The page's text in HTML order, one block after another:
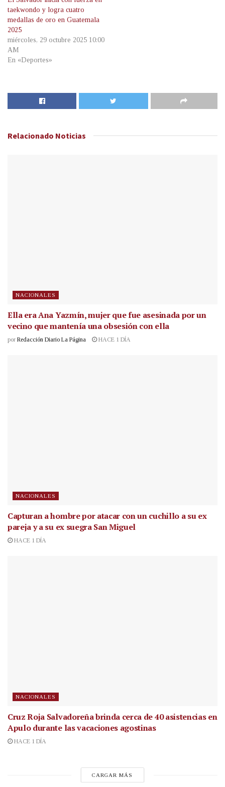
taekwondo y logra cuatro
medallas de oro en Guatemala
2025
miércoles, 29 octubre 2025 10:00
AM
En «Deportes»
Relacionado Noticias
NACIONALES
Ella era Ana Yazmín, mujer que fue asesinada por un
vecino que mantenía una obsesión con ella
por Redacción Diario La Página HACE 1 DÍA
NACIONALES
Capturan a hombre por atacar con un cuchillo a su ex
pareja y a su ex suegra San Miguel
HACE 1 DÍA
NACIONALES
Cruz Roja Salvadoreña brinda cerca de 40 asistencias en
Apulo durante las vacaciones agostinas
HACE 1 DÍA
CARGAR MÁS